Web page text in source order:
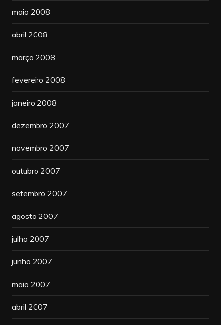
maio 2008
abril 2008
março 2008
fevereiro 2008
janeiro 2008
dezembro 2007
novembro 2007
outubro 2007
setembro 2007
agosto 2007
julho 2007
junho 2007
maio 2007
abril 2007